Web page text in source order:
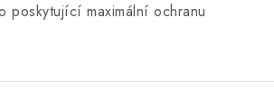
poskytující maximální ochranu